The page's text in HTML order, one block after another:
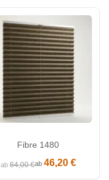
Fibre 1480
ab84,00 €ab 46,20 €